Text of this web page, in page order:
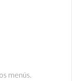
menús.